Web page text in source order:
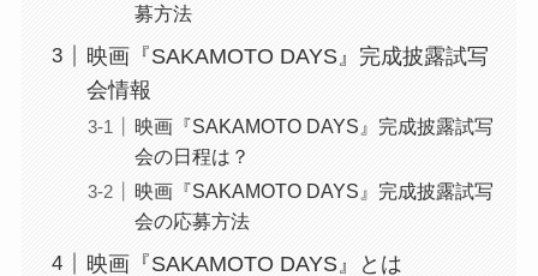
募方法
映画『SAKAMOTO DAYS』完成披露試写
会情報
映画『SAKAMOTO DAYS』完成披露試写
会の日程は？
映画『SAKAMOTO DAYS』完成披露試写
会の応募方法
映画『SAKAMOTO DAYS』とは